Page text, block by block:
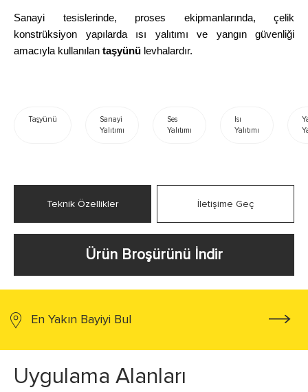
Sanayi tesislerinde, proses ekipmanlarında, çelik
konstrüksiyon yapılarda ısı yalıtımı ve yangın güvenliği
amacıyla kullanılan taşyünü levhalardır.
Taşyünü
Sanayi
Yalıtımı
Ses
Yalıtımı
Isı
Yalıtımı
Teknik Özellikler İletişime Geç
Ürün Broşürünü İndir
En Yakın Bayiyi Bul
Uygulama Alanları